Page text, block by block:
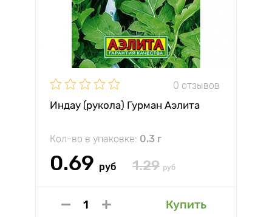
0 отзывов
Индау (рукола) Гурман Аэлита
Кол-во в упаковке: 0.3 г
0.69 руб 1.29 руб
Купить